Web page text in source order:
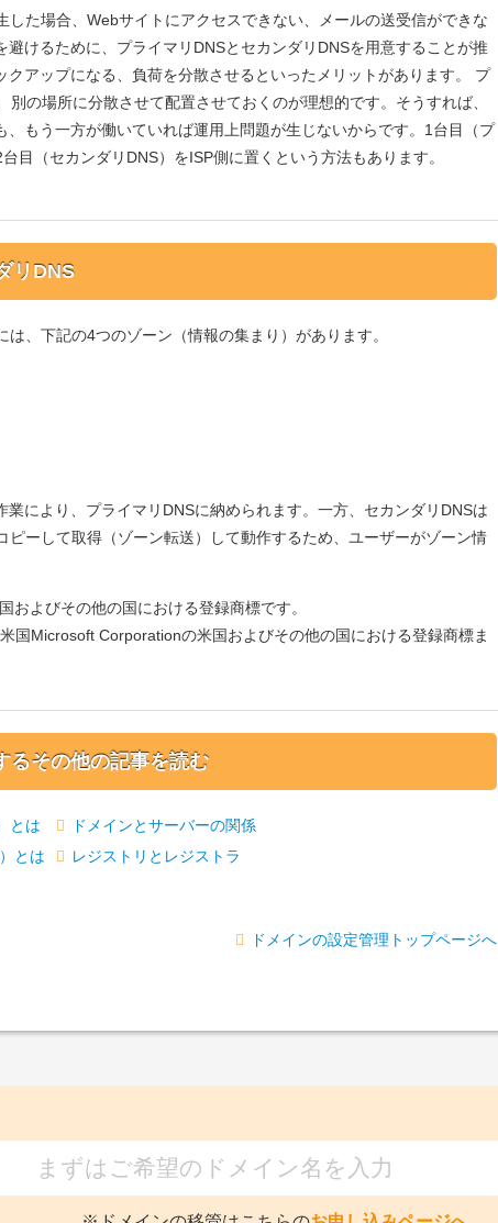
した場合、Webサイトにアクセスできない、メールの送受信ができな
避けるために、プライマリDNSとセカンダリDNSを用意することが推
クアップになる、負荷を分散させるといったメリットがあります。 プ
別の場所に分散させて配置させておくのが理想的です。そうすれば、
、もう一方が働いていれば運用上問題が生じないからです。1台目（プ
目（セカンダリDNS）をISP側に置くという方法もあります。
リDNS
、下記の4つのゾーン（情報の集まり）があります。
業により、プライマリDNSに納められます。一方、セカンダリDNSは
ピーして取得（ゾーン転送）して動作するため、ユーザーがゾーン情
およびその他の国における登録商標です。
国Microsoft Corporationの米国およびその他の国における登録商標ま
るその他の記事を読む
とは
ドメインとサーバーの関係
とは
レジストリとレジストラ
ドメインの設定管理トップページへ